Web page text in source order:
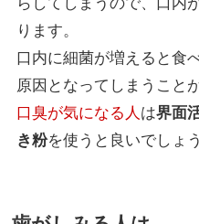
ります。
口内に細菌が増えると食
原因となってしまうこと
口臭が気になる人 は界面
き粉を使うと良いでしょう